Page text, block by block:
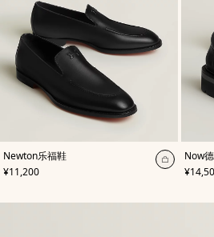
Newton乐福鞋
,颜
色:
黑
,
价格
¥11,200
加
Now
,颜
色:
黑
,
价格